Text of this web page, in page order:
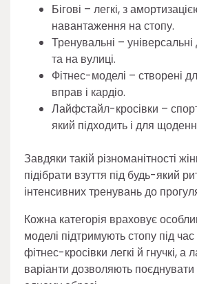
Бігові – легкі, з
навантаження на стопу.
Тренувальні – універсальні
та на вулиці.
Фітнес-моделі – створені
вправ і кардіо.
Лайфстайл-кросівки –
який підходить і для
Завдяки такій різноманітності
підібрати взуття під будь-який
інтенсивних тренувань до
Кожна категорія враховує
моделі підтримують стопу під
фітнес-кросівки легкі й гнучкі,
варіанти дозволяють